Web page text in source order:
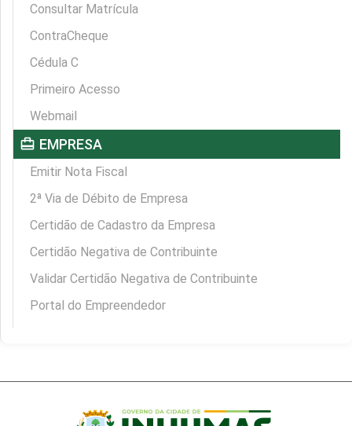
Consultar Matrícula
ContraCheque
Cédula C
Primeiro Acesso
Webmail
card_travel EMPRESA
Emitir Nota Fiscal
2ª Via de Débito de Empresa
Certidão de Cadastro da Empresa
Certidão Negativa de Contribuinte
Validar Certidão Negativa de Contribuinte
Portal do Empreendedor